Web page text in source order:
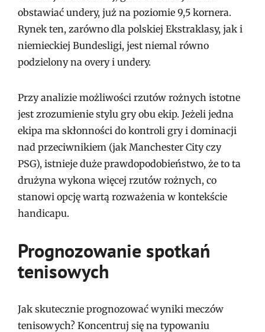
obstawiać undery, już na poziomie 9,5 kornera.
Rynek ten, zarówno dla polskiej Ekstraklasy, jak i
niemieckiej Bundesligi, jest niemal równo
podzielony na overy i undery.
Przy analizie możliwości rzutów rożnych istotne
jest zrozumienie stylu gry obu ekip. Jeżeli jedna
ekipa ma skłonności do kontroli gry i dominacji
nad przeciwnikiem (jak Manchester City czy
PSG), istnieje duże prawdopodobieństwo, że to ta
drużyna wykona więcej rzutów rożnych, co
stanowi opcję wartą rozważenia w kontekście
handicapu.
Prognozowanie spotkań
tenisowych
Jak skutecznie prognozować wyniki meczów
tenisowych? Koncentruj się na typowaniu